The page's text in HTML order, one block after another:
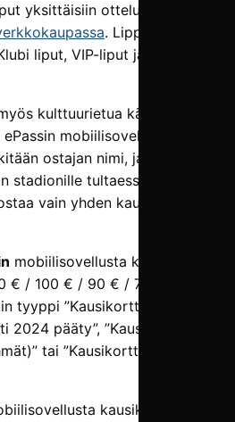
yksittäisiin otteluihin tulevat
. Lippupisteessä on
liput, VIP-liput ja VIP-
kulttuurietua käyttäen
mobiili­­sovelluksilla.
ostajan nimi, ja
stadionille tultaessa. Kulttuuri­
vain yhden kausikortin
mobiili­­sovellusta käyttäessäsi
€ / 100 € / 90 € / 70 €). Lisäksi
tyyppi ”Kausikortti 2024
2024 pääty”, ”Kausikortti 2024
tai ”Kausikortti 2024 pääty
kausikortti­